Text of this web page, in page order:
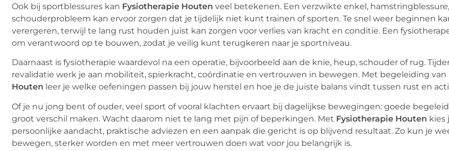
Ook bij sportblessures kan Fysiotherapie Houten veel betekenen. Een verzwikte enkel,
schouderprobleem kan ervoor zorgen dat je tijdelijk niet kunt trainen of sporten. Te snel weer beginnen
verergeren, terwijl te lang rust houden juist kan zorgen voor verlies van kracht en conditie. Een
om verantwoord op te bouwen, zodat je veilig kunt terugkeren naar je sportniveau.
Daarnaast is fysiotherapie waardevol na een operatie, bijvoorbeeld aan de knie, heup, schouder of rug.
revalidatie werk je aan mobiliteit, spierkracht, coördinatie en vertrouwen in bewegen. Met begeleiding van
Houten leer je welke oefeningen passen bij jouw herstel en hoe je de juiste balans vindt tussen rust en
Of je nu jong bent of ouder, veel sport of vooral klachten ervaart bij dagelijkse bewegingen: goede
groot verschil maken. Wacht daarom niet te lang met pijn of beperkingen. Met Fysiotherapie Houten kies
persoonlijke aandacht, praktische adviezen en een aanpak die gericht is op blijvend resultaat. Zo kun je
bewegen, sterker worden en met meer vertrouwen doen wat voor jou belangrijk is.